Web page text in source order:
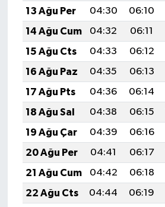
13 Ağu Per
04:30 06:10
14 Ağu Cum
04:32 06:11
15 Ağu Cts
04:33 06:12
16 Ağu Paz
04:35 06:13
17 Ağu Pts
04:36 06:14
18 Ağu Sal
04:38 06:15
19 Ağu Çar
04:39 06:16
20 Ağu Per
04:41 06:17
21 Ağu Cum
04:42 06:18
22 Ağu Cts
04:44 06:19